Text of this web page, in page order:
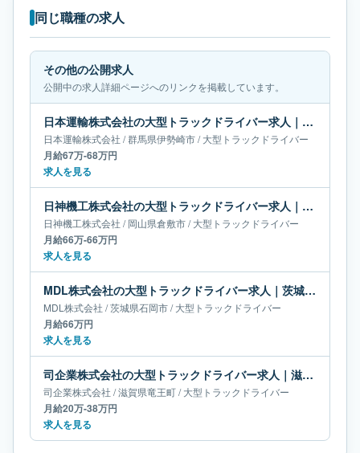
同じ職種の求人
その他の公開求人
公開中の求人詳細ページへのリンクを掲載しています。
日本運輸株式会社の大型トラックドライバー求人｜群馬県伊勢崎市｜月給67万-68万円
日本運輸株式会社 /群馬県伊勢崎市/大型トラックドライバー
月給67万-68万円
求人を見る
日神機工株式会社の大型トラックドライバー求人｜岡山県倉敷市｜月給66万-66万円
日神機工株式会社 /岡山県倉敷市/大型トラックドライバー
月給66万-66万円
求人を見る
MDL株式会社の大型トラックドライバー求人｜茨城県石岡市｜月給66万円
MDL株式会社 /茨城県石岡市/大型トラックドライバー
月給66万円
求人を見る
司企業株式会社の大型トラックドライバー求人｜滋賀県竜王町｜月給20万-38万円
司企業株式会社 /滋賀県竜王町/大型トラックドライバー
月給20万-38万円
求人を見る